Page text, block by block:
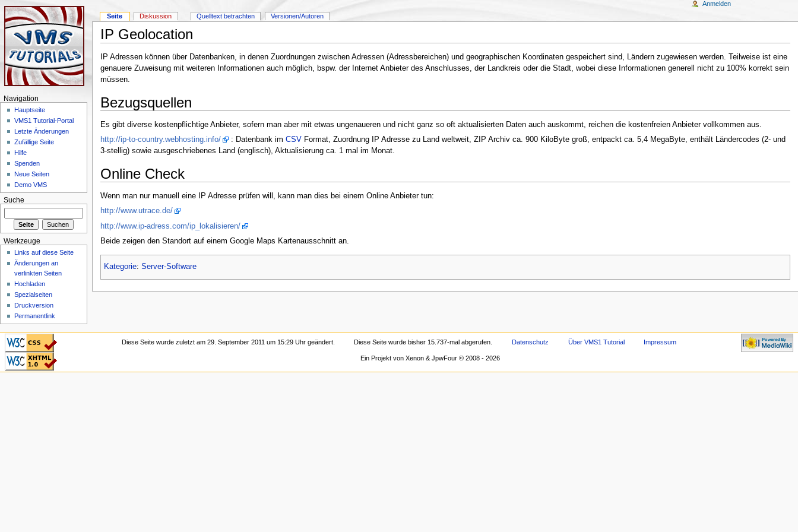
IP Geolocation
IP Adressen können über Datenbanken, in denen Zuordnungen zwischen Adressen (Adressbereichen) und geographischen Koordinaten gespeichert sind, Ländern zugewiesen werden. Teilweise ist eine
genauere Zuweisung mit weiteren Informationen auch möglich, bspw. der Internet Anbieter des Anschlusses, der Landkreis oder die Stadt, wobei diese Informationen generell nicht zu 100% korrekt sein
müssen.
Bezugsquellen
Es gibt diverse kostenpflichtige Anbieter, sofern man aber mit etwas ungenaueren und nicht ganz so oft aktualisierten Daten auch auskommt, reichen die kostenfreien Anbieter vollkommen aus.
http://ip-to-country.webhosting.info/
: Datenbank im CSV Format, Zuordnung IP Adresse zu Land weltweit, ZIP Archiv ca. 900 KiloByte groß, entpackt ca. 5,4 MegaByte, enthält Ländercodes (2- und
3-stellig) sowie ausgeschriebenes Land (englisch), Aktualisierung ca. 1 mal im Monat.
Online Check
Wenn man nur manuell eine IP Adresse prüfen will, kann man dies bei einem Online Anbieter tun:
http://www.utrace.de/
http://www.ip-adress.com/ip_lokalisieren/
Beide zeigen den Standort auf einem Google Maps Kartenausschnitt an.
Kategorie: Server-Software
Seite Diskussion Quelltext betrachten Versionen/Autoren
Anmelden
Navigation
Hauptseite
VMS1 Tutorial-Portal
Letzte Änderungen
Zufällige Seite
Hilfe
Spenden
Neue Seiten
Demo VMS
Suche
Werkzeuge
Links auf diese Seite
Änderungen an
verlinkten Seiten
Hochladen
Spezialseiten
Druckversion
Permanentlink
Powered by
MediaWiki"
CSS ist valide!
Valid XHTML 1.0
Transitional
Diese Seite wurde zuletzt am 29. September 2011 um 15:29 Uhr geändert. Diese Seite wurde bisher 15.737-mal abgerufen. Datenschutz Über VMS1 Tutorial Impressum
Ein Projekt von Xenon & JpwFour © 2008 - 2026